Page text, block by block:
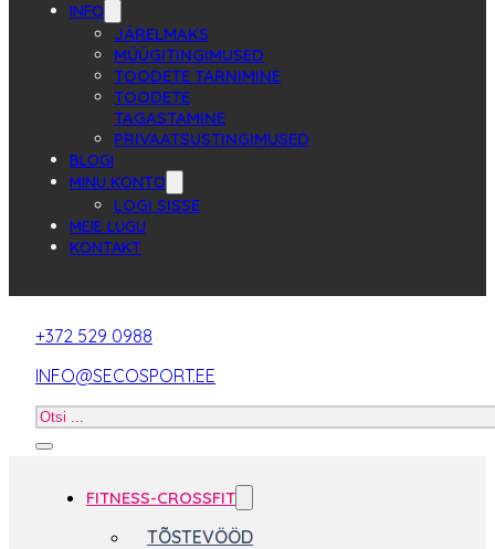
INFO
JÄRELMAKS
MÜÜGITINGIMUSED
TOODETE TARNIMINE
TOODETE
TAGASTAMINE
PRIVAATSUSTINGIMUSED
BLOGI
MINU KONTO
LOGI SISSE
MEIE LUGU
KONTAKT
+372 529 0988
INFO@SECOSPORT.EE
Otsi
FITNESS-CROSSFIT
TÕSTEVÖÖD